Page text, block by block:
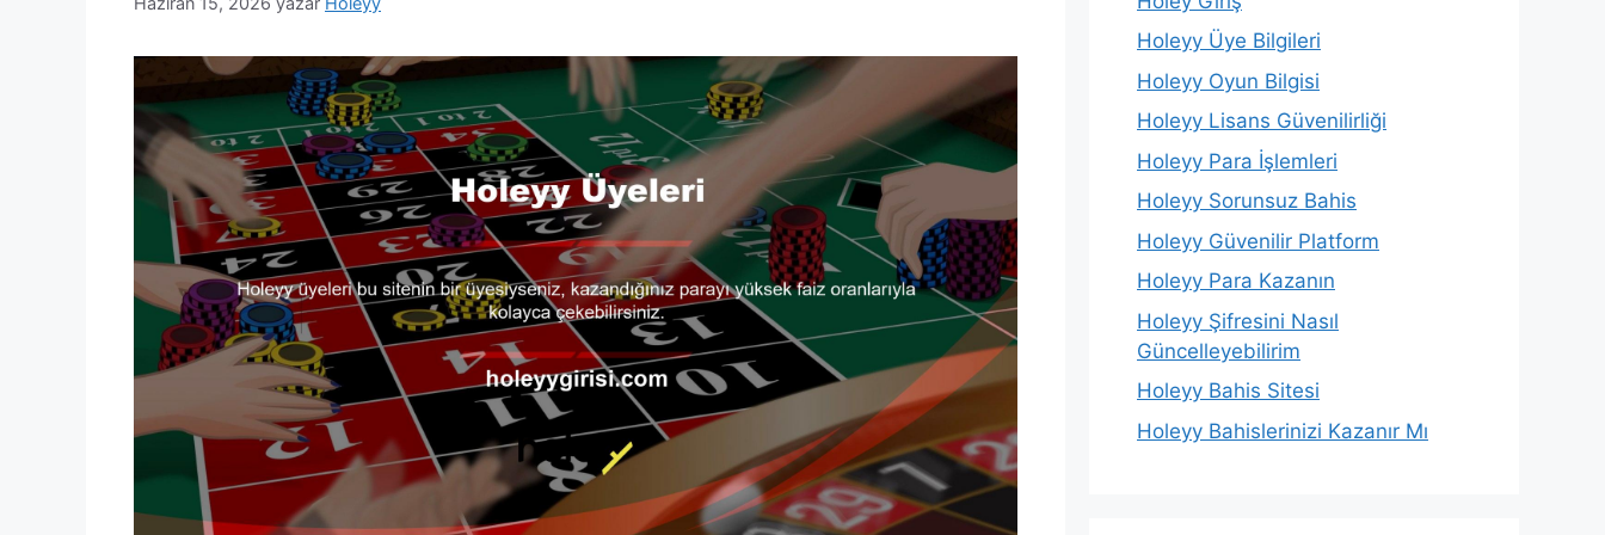
Holeyy Üye Bilgileri
Holeyy Oyun Bilgisi
Holeyy Lisans Güvenilirliği
Holeyy Para İşlemleri
Holeyy Sorunsuz Bahis
Holeyy Güvenilir Platform
Holeyy Para Kazanın
Holeyy Şifresini Nasıl
Güncelleyebilirim
Holeyy Bahis Sitesi
Holeyy Bahislerinizi Kazanır Mı